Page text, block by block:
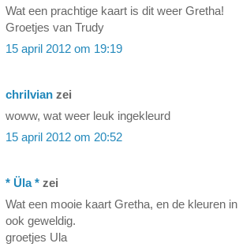
Wat een prachtige kaart is dit weer Gretha!
Groetjes van Trudy
15 april 2012 om 19:19
chrilvian zei
woww, wat weer leuk ingekleurd
15 april 2012 om 20:52
* Üla * zei
Wat een mooie kaart Gretha, en de kleuren
ook geweldig.
groetjes Ula